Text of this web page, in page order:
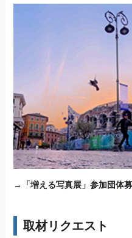
→ 「増える写真展」参加団体
取材リクエスト